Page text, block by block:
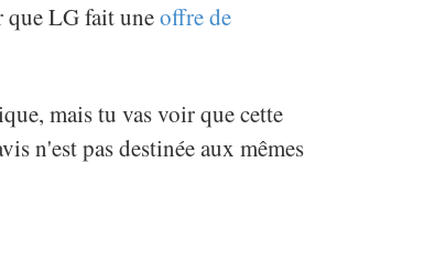
que LG fait uneoffre de
mais tu vas voir que cette
n'est pas destinée aux mêmes